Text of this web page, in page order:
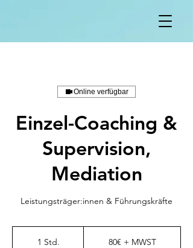
Online verfügbar
Einzel-Coaching &
Supervision,
Mediation
Leistungsträger:innen & Führungskräfte
1 Std. 80€ + MWST